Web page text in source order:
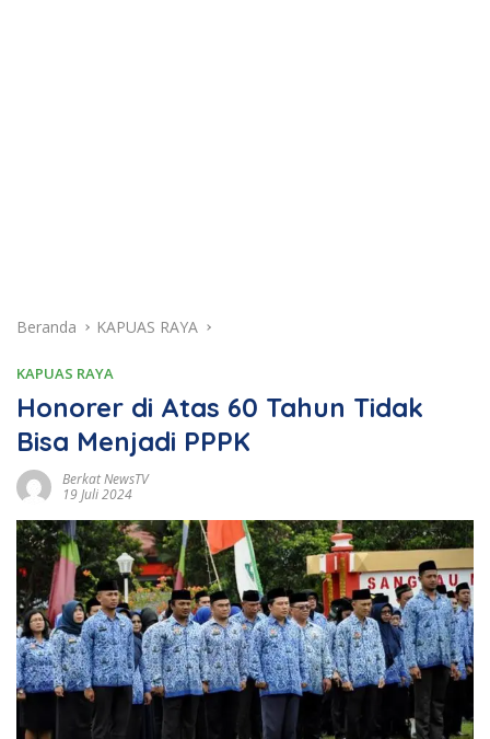
Beranda KAPUAS RAYA
KAPUAS RAYA
Honorer di Atas 60 Tahun Tidak
Bisa Menjadi PPPK
Berkat NewsTV
19 Juli 2024